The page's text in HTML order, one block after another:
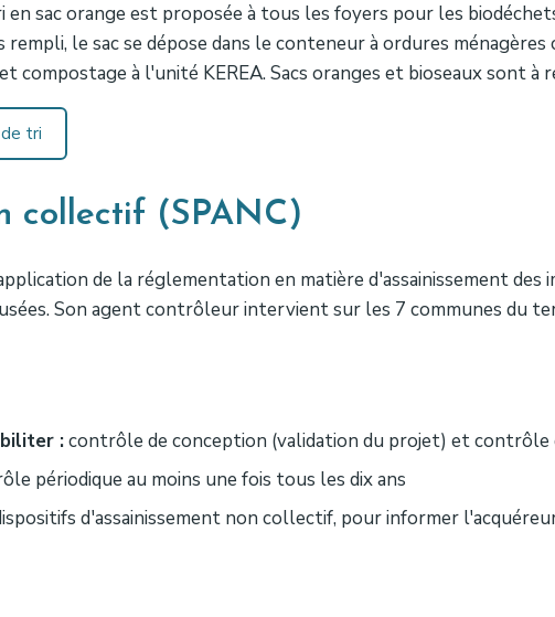
sac orange est proposée à tous les foyers pour les
rempli, le sac se dépose dans le conteneur à ordures
compostage à l'unité KEREA. Sacs oranges et bioseaux sont à
tri
collectif (SPANC)
de la réglementation en matière d'assainissement des
Son agent contrôleur intervient sur les 7 communes du
:contrôle de conception (validation du projet) et
périodique au moins une fois tous les dix ans
d'assainissement non collectif, pour informer